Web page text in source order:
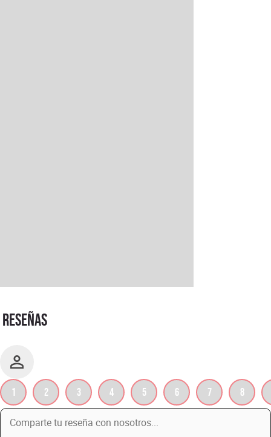
RESEÑAS
1 2 3 4 5 6 7 8